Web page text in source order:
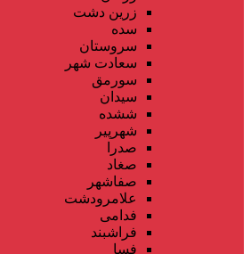
زرین دشت
سده
سروستان
سعادت شهر
سورمق
سیدان
ششده
شهرپیر
صدرا
صغاد
صفاشهر
علامرودشت
فدامی
فراشبند
فسا